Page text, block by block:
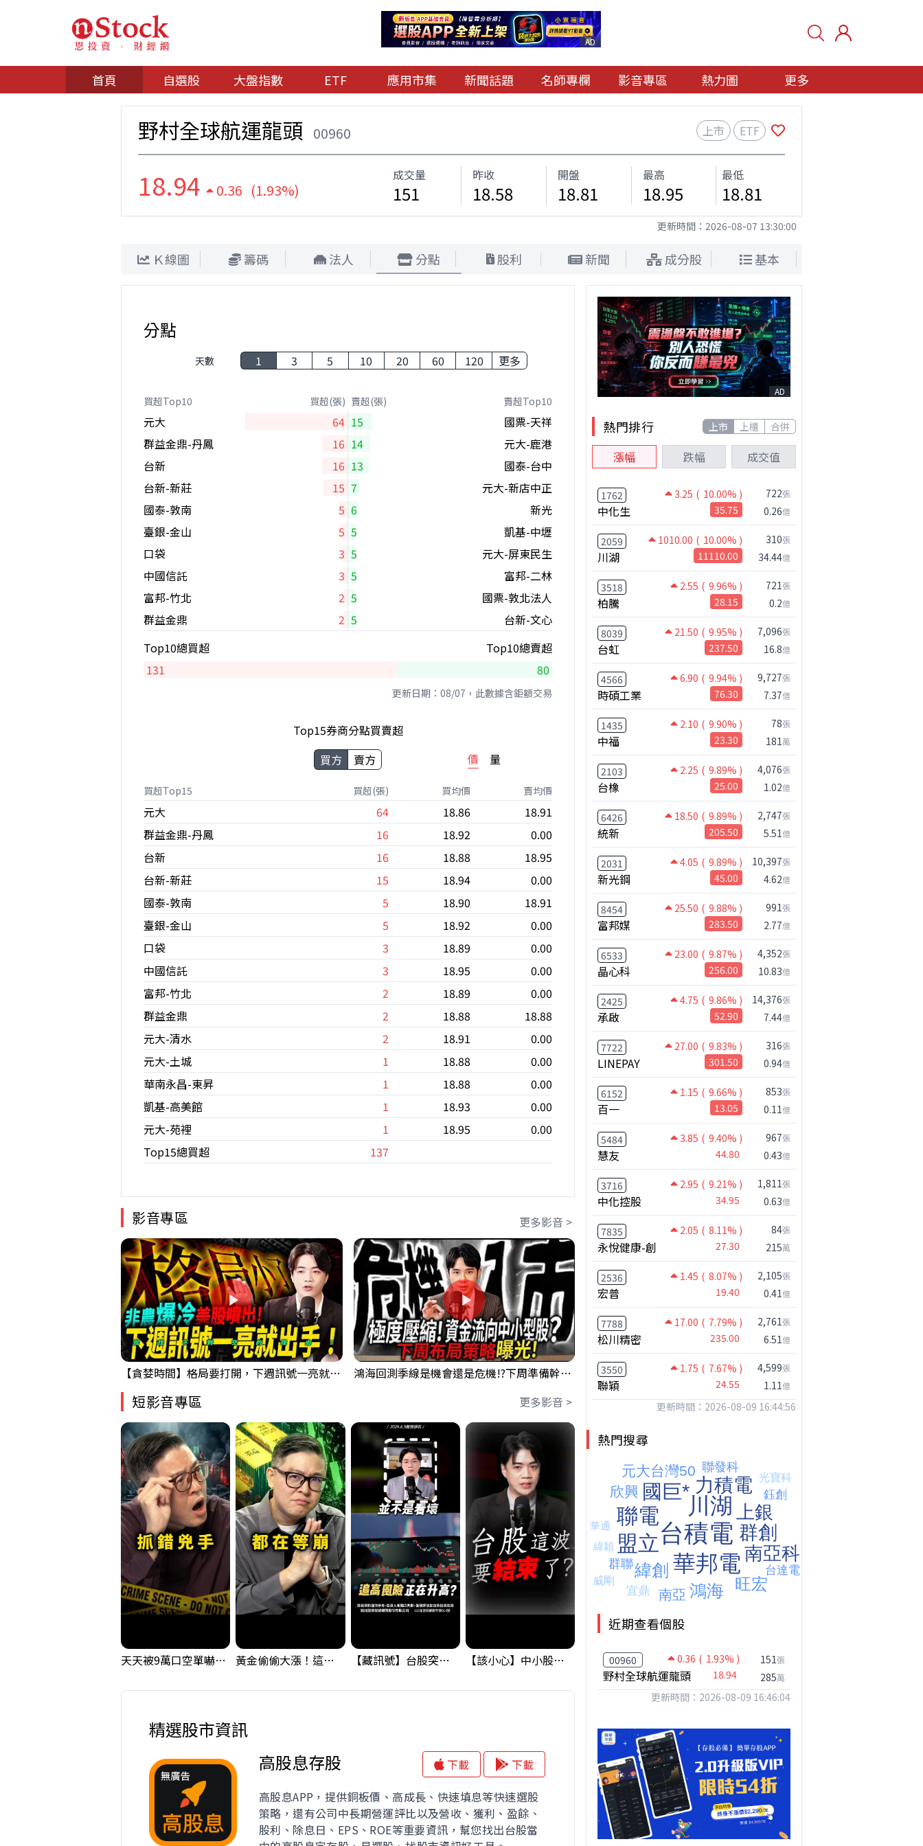
AD
首頁 自選股 大盤指數 ETF 應用市集 新聞話題 名師專欄 影音專區 熱力圖 更多
野村全球航運龍頭 00960 上市 ETF
18.94 0.36 (1.93%)
成交量
151
昨收
18.58
開盤
18.81
最高
18.95
最低
18.81
更新時間： 2026-08-07 13:30:00
Ｋ線圖 籌碼 法人 分點 股利 新聞 成分股 基本
分點
天數 1 3 5 10 20 60 120 更多
買超Top10 買超(張) 賣超(張) 賣超Top10
元大 64 15
國票-天祥
群益金鼎-丹鳳
16 14
元大-鹿港
台新
16 13
國泰-台中
台新-新莊
15 7
元大-新店中正
國泰-敦南
5 6
新光
臺銀-金山
5 5
凱基-中壢
口袋
3 5
元大-屏東民生
中國信託
3 5
富邦-二林
富邦-竹北
2 5
國票-敦北法人
群益金鼎
2 5
台新-文心
Top10總買超
Top10總賣超
131
80
更新日期：08/07，此數據含鉅額交易
Top15券商分點買賣超
買方
賣方 價 量
買超Top15 買超(張) 買均價 賣均價
元大 64 18.86
18.91
群益金鼎-丹鳳
16 18.92
0.00
台新
16 18.88
18.95
台新-新莊
15 18.94
0.00
國泰-敦南
5 18.90
18.91
臺銀-金山
5 18.92
0.00
口袋
3 18.89
0.00
中國信託
3 18.95
0.00
富邦-竹北
2 18.89
0.00
群益金鼎
2 18.88
18.88
元大-清水
2 18.91
0.00
元大-土城
1 18.88
0.00
華南永昌-東昇
1 18.88
0.00
凱基-高美館
1 18.93
0.00
元大-苑裡
1 18.95
0.00
Top15總買超
137
影音專區 更多影音 >
【貪婪時間】格局要打開，下週訊號一亮就出手！我不說的話還真一堆人不知道！｜錢進大趨勢 Mr.智霖 陳 2026/08/08 鴻海回測季線是機會還是危機!?下周準備幹大事?｜0807 #3661 #2317 #2317鴻海
短影音專區 更多影音 >
天天被9萬口空單嚇，其實你盯錯地方了｜Mr.Jimmy高志銘 #台股 #外資期貨 #融資 黃金偷偷大漲！這才是決定台股生死的「真風向球」！｜Mr.Jimmy高志銘 #黃金 #美元指數 #聯準會 【藏訊號】台股突破季線，週一我提醒了這個關鍵訊號 【該小心】中小股派對結束 ? 關鍵訊號都指向... 台股狂飆1200點，但還有兩關沒過｜Mr.Jimmy高志銘 #台股 #期貨 #加權指數
精選股市資訊
高股息存股
下載
下載
高股息APP，提供銅板價、高成長、快速填息等快速選股
策略，還有公司中長期營運評比以及營收、獲利、盈餘、
股利、除息日、EPS、ROE等重要資訊，幫您找出台股當
AD
熱門排行 上市 上櫃 合併
漲幅 跌幅 成交值
1762 3.25 ( 10.00% )
中化生 35.75
722張
0.26億
2059 1010.00 ( 10.00% )
川湖 11110.00
310張
34.44億
3518 2.55 ( 9.96% )
柏騰 28.15
721張
0.2億
8039 21.50 ( 9.95% )
台虹 237.50
7,096張
16.8億
4566 6.90 ( 9.94% )
時碩工業 76.30
9,727張
7.37億
1435 2.10 ( 9.90% )
中福 23.30
78張
181萬
2103 2.25 ( 9.89% )
台橡 25.00
4,076張
1.02億
6426 18.50 ( 9.89% )
統新 205.50
2,747張
5.51億
2031 4.05 ( 9.89% )
新光鋼 45.00
10,397張
4.62億
8454 25.50 ( 9.88% )
富邦媒 283.50
991張
2.77億
6533 23.00 ( 9.87% )
晶心科 256.00
4,352張
10.83億
2425 4.75 ( 9.86% )
承啟 52.90
14,376張
7.44億
7722 27.00 ( 9.83% )
LINEPAY 301.50
316張
0.94億
6152 1.15 ( 9.66% )
百一 13.05
853張
0.11億
5484 3.85 ( 9.40% )
慧友 44.80
967張
0.43億
3716 2.95 ( 9.21% )
中化控股 34.95
1,811張
0.63億
7835 2.05 ( 8.11% )
永悅健康-創 27.30
84張
215萬
2536 1.45 ( 8.07% )
宏普 19.40
2,105張
0.41億
7788 17.00 ( 7.79% )
松川精密 235.00
2,761張
6.51億
3550 1.75 ( 7.67% )
聯穎 24.55
4,599張
1.11億
更新時間：2026-08-09 16:44:56
熱門搜尋
近期查看個股
00960 0.36 ( 1.93% )
野村全球航運龍頭 18.94
151張
285萬
更新時間：2026-08-09 16:46:04